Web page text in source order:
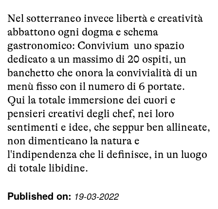
Nel sotterraneo invece libertà e creatività
abbattono ogni dogma e schema
gastronomico: Convivium uno spazio
dedicato a un massimo di 20 ospiti, un
banchetto che onora la convivialità di un
menù fisso con il numero di 6 portate.
Qui la totale immersione dei cuori e
pensieri creativi degli chef, nei loro
sentimenti e idee, che seppur ben allineate,
non dimenticano la natura e
l'indipendenza che li definisce, in un luogo
di totale libidine.
Published on: 19-03-2022